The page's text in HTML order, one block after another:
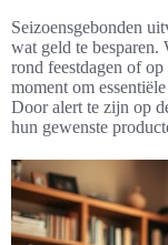
Seizoensgebonden
wat geld te besparen.
rond feestdagen of
moment om
Door alert te zijn op
hun gewenste